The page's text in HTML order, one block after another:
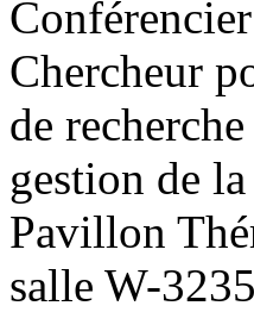
Chercheur
de
gestion de
Pavillon
salle W-